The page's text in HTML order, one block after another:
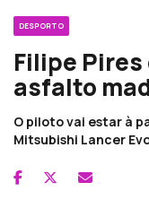
DESPORTO
Filipe
asfalto
O piloto vai estar à
Mitsubishi Lancer